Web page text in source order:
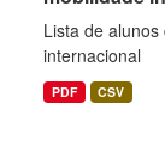
Lista de
internacional
PDF CSV